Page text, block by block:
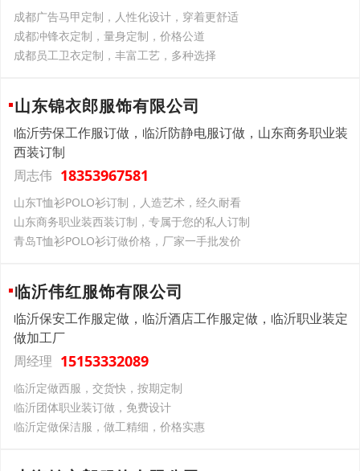
成都广告马甲定制，人性化设计，穿着更舒适
成都冲锋衣定制，量身定制，价格公道
成都员工卫衣定制，丰富工艺，多种选择
山东锦衣郎服饰有限公司
临沂劳保工作服订做，临沂防静电服订做，山东商务职业装
西装订制
周志伟 18353967581
山东T恤衫POLO衫订制，人造艺术，经久耐看
山东商务职业装西装订制，专属于您的私人订制
青岛T恤衫POLO衫订做价格，厂家一手批发价
临沂伟红服饰有限公司
临沂保安工作服定做，临沂酒店工作服定做，临沂职业装定
做加工厂
周经理 15153332089
临沂定做西服，交货快，按期定制
临沂团体职业装订做，免费设计
临沂定做保洁服，做工精细，价格实惠